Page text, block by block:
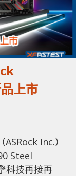
上市
Inc.）
Steel
科技再接再